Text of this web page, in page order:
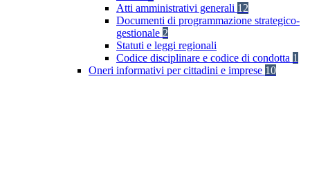
Atti amministrativi generali 12
Documenti di programmazione strategico-
gestionale 2
Statuti e leggi regionali
Codice disciplinare e codice di condotta 1
Oneri informativi per cittadini e imprese 10